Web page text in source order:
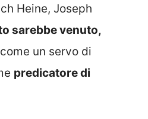
Heine, Joseph
sarebbe venuto,
un servo di
predicatore di